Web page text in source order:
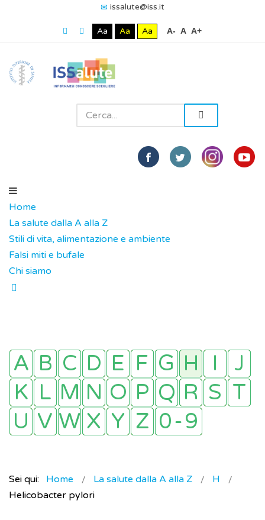
issalute@iss.it
Aa Aa Aa A- A A+
Home
La salute dalla A alla Z
Stili di vita, alimentazione e ambiente
Falsi miti e bufale
Chi siamo
Sei qui: Home La salute dalla A alla Z
H
Helicobacter pylori